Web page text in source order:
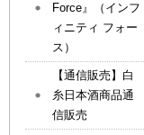
Force』（インフ
ィニティ フォー
ス）
【通信販売】白
糸日本酒商品通
信販売